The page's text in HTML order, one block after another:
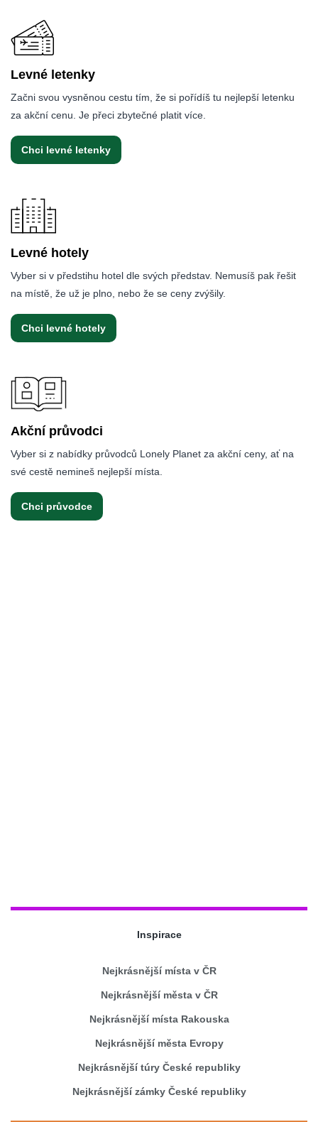
Levné letenky
Začni svou vysněnou cestu tím, že si pořídíš tu nejlepší letenku
za akční cenu. Je přeci zbytečné platit více.
Chci levné letenky
Levné hotely
Vyber si v předstihu hotel dle svých představ. Nemusíš pak řešit
na místě, že už je plno, nebo že se ceny zvýšily.
Chci levné hotely
Akční průvodci
Vyber si z nabídky průvodců Lonely Planet za akční ceny, ať na
své cestě nemineš nejlepší místa.
Chci průvodce
Inspirace
Nejkrásnější místa v ČR
Nejkrásnější města v ČR
Nejkrásnější místa Rakouska
Nejkrásnější města Evropy
Nejkrásnější túry České republiky
Nejkrásnější zámky České republiky